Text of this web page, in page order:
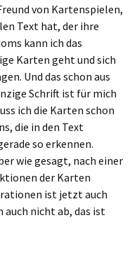
von Kartenspielen,
Text hat, der ihre
kann ich das
Karten geht und sich
Und das schon aus
Schrift ist für mich
ich die Karten schon
die in den Text
so erkennen.
wie gesagt, nach einer
der Karten
ist jetzt auch
nicht ab, das ist